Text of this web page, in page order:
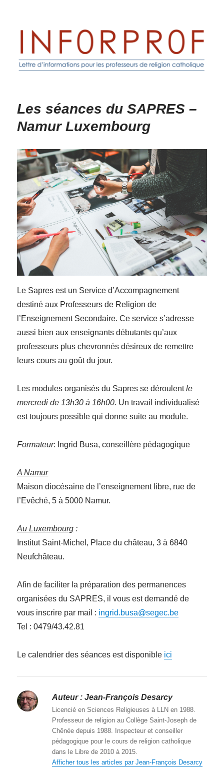
Inforprof
Les séances du SAPRES –
Namur Luxembourg
Le Sapres est un Service d’Accompagnement
destiné aux Professeurs de Religion de
l’Enseignement Secondaire. Ce service s’adresse
aussi bien aux enseignants débutants qu’aux
professeurs plus chevronnés désireux de remettre
leurs cours au goût du jour.
Les modules organisés du Sapres se déroulentle
mercredi de 13h30 à 16h00. Un travail individualisé
est toujours possible qui donne suite au module.
Formateur: Ingrid Busa, conseillère pédagogique
A Namur
Maison diocésaine de l’enseignement libre, rue de
l’Evêché, 5 à 5000 Namur.
Au Luxembourg :
Institut Saint-Michel, Place du château, 3 à 6840
Neufchâteau.
Afin de faciliter la préparation des permanences
organisées du SAPRES, il vous est demandé de
vous inscrire par mail : ingrid.busa@segec.be
Tel : 0479/43.42.81
Le calendrier des séances est disponible ici
Auteur : Jean-François Desarcy
Licencié en Sciences Religieuses à LLN en 1988.
Professeur de religion au Collège Saint-Joseph de
Chênée depuis 1988. Inspecteur et conseiller
pédagogique pour le cours de religion catholique
dans le Libre de 2010 à 2015.
Afficher tous les articles par Jean-François Desarcy